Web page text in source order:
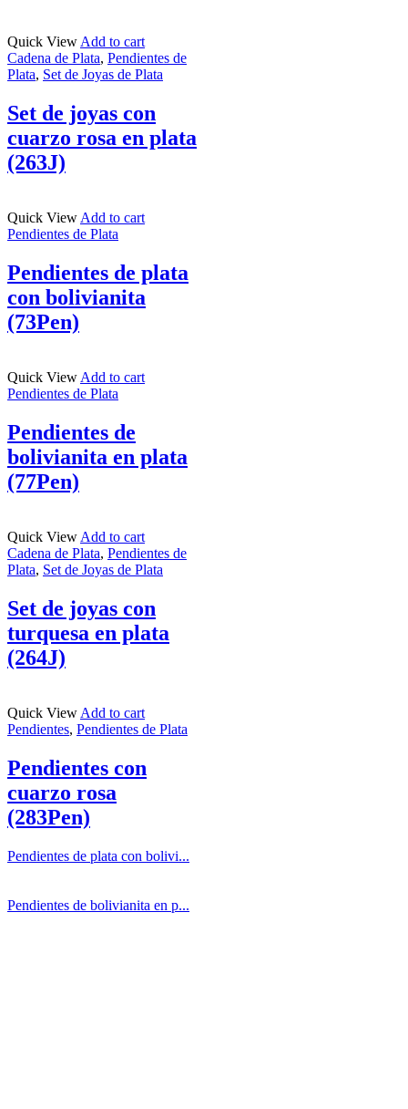
Quick ViewAdd to cart
Cadena de Plata, Pendientes de
Plata, Set de Joyas de Plata
Set de joyas con
cuarzo rosa en plata
(263J)
Quick View Add to cart
Pendientes de Plata
Pendientes de plata
con bolivianita
(73Pen)
Quick View Add to cart
Pendientes de Plata
Pendientes de
bolivianita en plata
(77Pen)
Quick View Add to cart
Cadena de Plata, Pendientes de
Plata, Set de Joyas de Plata
Set de joyas con
turquesa en plata
(264J)
Quick View Add to cart
Pendientes, Pendientes de Plata
Pendientes con
cuarzo rosa
(283Pen)
Pendientes de plata con bolivi...
Pendientes de bolivianita en p...